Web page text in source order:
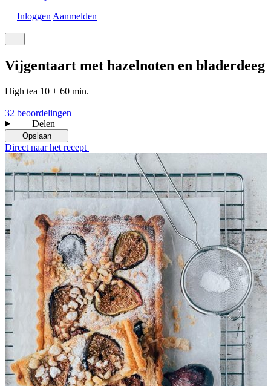
Inloggen Aanmelden
Vijgentaart met hazelnoten en bladerdeeg
High tea 10 + 60 min.
32 beoordelingen
Delen
Opslaan
Direct naar het recept